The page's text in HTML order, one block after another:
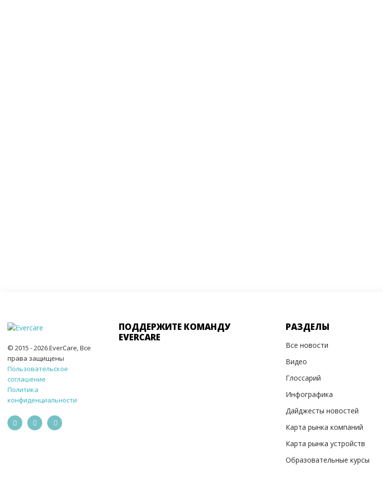
© 2015 - 2026 EverCare, Все
права защищены
Пользовательское
соглашение
Политика
конфиденциальности
ПОДДЕРЖИТЕ КОМАНДУ
EVERCARE
РАЗДЕЛЫ
Все новости
Видео
Глоссарий
Инфографика
Дайджесты новостей
Карта рынка компаний
Карта рынка устройств
Образовательные курсы